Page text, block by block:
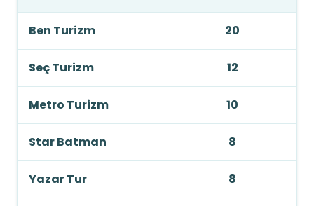
Ben Turizm 20
Seç Turizm 12
Metro Turizm 10
Star Batman 8
Yazar Tur 8